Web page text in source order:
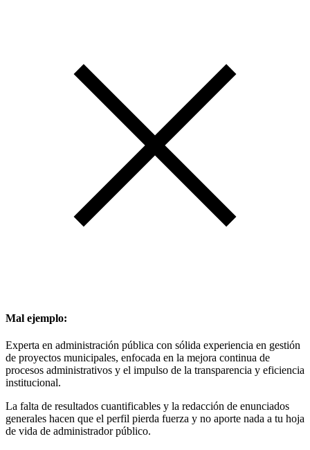
Mal ejemplo:
Experta en administración pública con sólida experiencia en gestión
de proyectos municipales, enfocada en la mejora continua de
procesos administrativos y el impulso de la transparencia y eficiencia
institucional.
La falta de resultados cuantificables y la redacción de enunciados
generales hacen que el perfil pierda fuerza y no aporte nada a tu hoja
de vida de administrador público.